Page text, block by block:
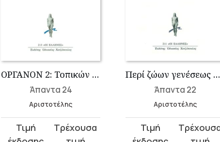
ΟΡΓΑΝΟΝ 2: Τοπικών Α-Ε
Άπαντα 24
Αριστοτέλης
Original
Current
Περί ζώων γενέσεως Γ΄-Ε΄
Άπαντα 22
Αριστοτέλης
Original
Current